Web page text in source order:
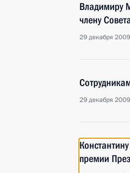
Владимиру
члену
29 декабря
29 декабря
премии